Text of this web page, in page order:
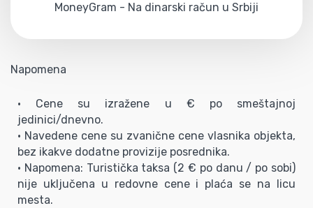
MoneyGram - Na dinarski račun u Srbiji
Napomena
• Cene su izražene u € po smeštajnoj
jedinici/dnevno.
• Navedene cene su zvanične cene vlasnika objekta,
bez ikakve dodatne provizije posrednika.
• Napomena: Turistička taksa (2 € po danu / po sobi)
nije uključena u redovne cene i plaća se na licu
mesta.